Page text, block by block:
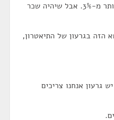
שצריך לקבוע תקרה, נניה לא יותר מ-3%. אבל שיהיה שכר
הזה בגרעון של התיאטרון,
גרעון אנחנו צריכים